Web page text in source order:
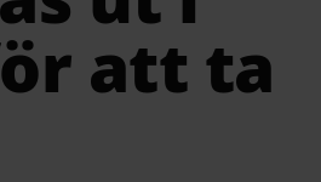
att ta